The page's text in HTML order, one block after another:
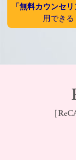
「無料カウンセリ
用できる
［